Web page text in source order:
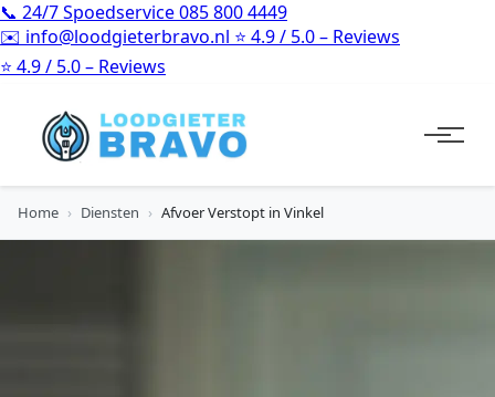
📞 24/7 Spoedservice085 800 4449
✉️ info@loodgieterbravo.nl ⭐ 4.9 / 5.0 – Reviews
⭐ 4.9 / 5.0 – Reviews
Home › Diensten › Afvoer Verstopt in Vinkel